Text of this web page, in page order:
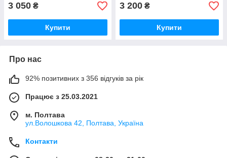
3 050 ₴
Купити
3 200 ₴
Купити
Про нас
92% позитивних з 356 відгуків за рік
Працює з 25.03.2021
м. Полтава
ул.Волошкова 42, Полтава, Україна
Контакти